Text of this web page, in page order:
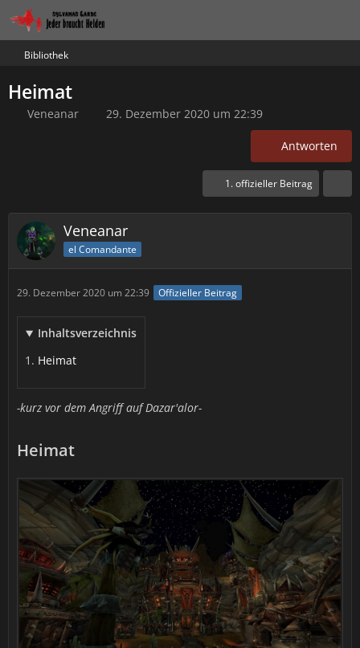
Bibliothek
Heimat
Veneanar 29. Dezember 2020 um 22:39
Antworten
1. offizieller Beitrag
Veneanar
el Comandante
29. Dezember 2020 um 22:39 Offizieller Beitrag
Inhaltsverzeichnis
Heimat
-kurz vor dem Angriff auf Dazar'alor-
Heimat